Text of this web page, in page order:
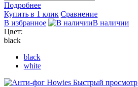
Подробнее
Купить в 1 клик Сравнение
В избранное
В наличии
Цвет:
black
black
white
Быстрый просмотр